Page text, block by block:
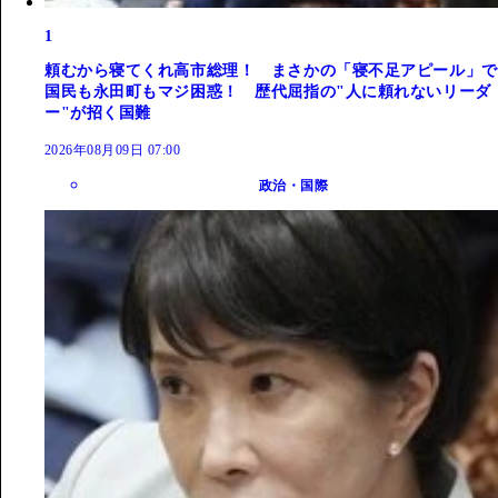
1
頼むから寝てくれ高市総理！ まさかの「寝不足アピール」で
国民も永田町もマジ困惑！ 歴代屈指の"人に頼れないリーダ
ー"が招く国難
2026年08月09日 07:00
政治・国際